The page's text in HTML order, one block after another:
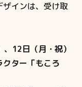
インは、受け取
12日（月・祝）
ター「もころ